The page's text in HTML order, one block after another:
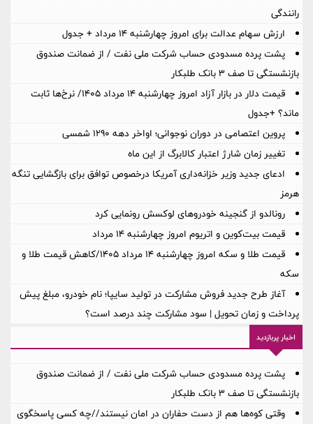
رانندگی
ارزش سهام عدالت برای امروز چهارشنبه ۱۴ مرداد + جدول
پشت پرده‌ مسدودی حساب شرکت ملی نفت / از ضمانت صندوق
بازنشستگی تا صف ۳ بانک طلبکار
قیمت دلار در بازار آزاد امروز چهارشنبه ۱۴ مرداد ۱۴۰۵/ نرخ‌ها ثابت
ماند؟ +جدول
پروین اعتصامی در دوران نوجوانی؛ اواخر دهه ۱۲۹۰ شمسی
تغییر زمان شارژ اعتبار کالابرگ از این ماه
ادعای جدید وزیر خزانه‌داری آمریکا درخصوص توافق برای بازگشایی تنگه
هرمز
رونالدو از گنجینه خودروهای لوکسش رونمایی کرد
قیمت بیت‌کوین و اتریوم امروز چهارشنبه ۱۴ مرداد
قیمت طلا و سکه امروز چهارشنبه ۱۴ مرداد ۱۴۰۵/کاهش قیمت طلا و
سکه
آغاز طرح جدید فروش مشارکت در تولید سایپا؛ نام خودرو، مبلغ پیش
پرداخت و زمان تحویل | سود مشارکت چند درصد است؟
اخبار پربازدید
پشت پرده‌ مسدودی حساب شرکت ملی نفت / از ضمانت صندوق
بازنشستگی تا صف ۳ بانک طلبکار
وقتی کوه‌ها هم از دست حفاران در امان نیستند//چه کسی پاسخگوی